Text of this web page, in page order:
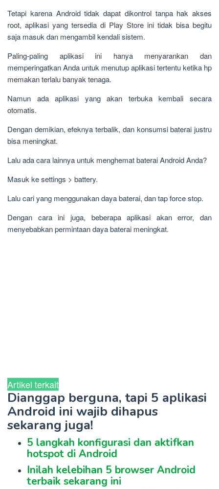
Tetapi karena Android tidak dapat dikontrol tanpa hak akses
root, aplikasi yang tersedia di Play Store ini tidak bisa begitu
saja masuk dan mengambil kendali sistem.
Paling-paling aplikasi ini hanya menyarankan dan
memperingatkan Anda untuk menutup aplikasi tertentu ketika hp
memakan terlalu banyak tenaga.
Namun ada aplikasi yang akan terbuka kembali secara
otomatis.
Dengan demikian, efeknya terbalik, dan konsumsi baterai justru
bisa meningkat.
Lalu ada cara lainnya untuk menghemat baterai Android Anda?
Masuk ke settings > battery.
Lalu cari yang menggunakan daya baterai, dan tap force stop.
Dengan cara ini juga, beberapa aplikasi akan error, dan
menyebabkan permintaan daya baterai meningkat.
Artikel terkait
Dianggap berguna, tapi 5 aplikasi
Android ini wajib dihapus
sekarang juga!
5 langkah konfigurasi dan aktifkan
hotspot di Android
Inilah kelebihan 5 browser Android
terbaik sekarang ini